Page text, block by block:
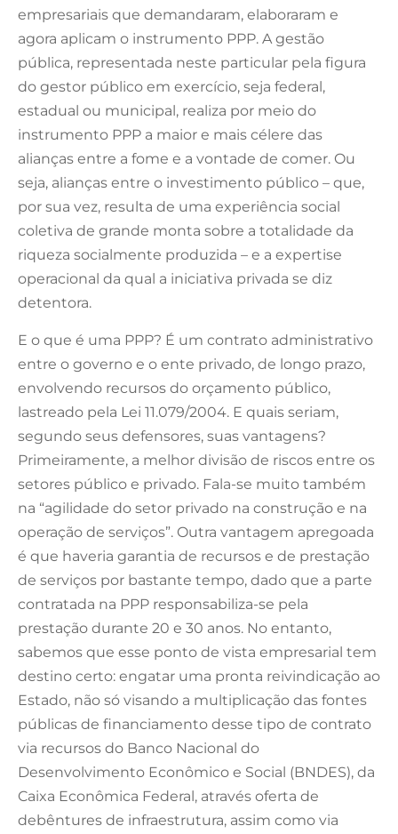
empresariais que demandaram, elaboraram e
agora aplicam o instrumento PPP. A gestão
pública, representada neste particular pela figura
do gestor público em exercício, seja federal,
estadual ou municipal, realiza por meio do
instrumento PPP a maior e mais célere das
alianças entre a fome e a vontade de comer. Ou
seja, alianças entre o investimento público – que,
por sua vez, resulta de uma experiência social
coletiva de grande monta sobre a totalidade da
riqueza socialmente produzida – e a expertise
operacional da qual a iniciativa privada se diz
detentora.
E o que é uma PPP? É um contrato administrativo
entre o governo e o ente privado, de longo prazo,
envolvendo recursos do orçamento público,
lastreado pela Lei 11.079/2004. E quais seriam,
segundo seus defensores, suas vantagens?
Primeiramente, a melhor divisão de riscos entre os
setores público e privado. Fala-se muito também
na “agilidade do setor privado na construção e na
operação de serviços”. Outra vantagem apregoada
é que haveria garantia de recursos e de prestação
de serviços por bastante tempo, dado que a parte
contratada na PPP responsabiliza-se pela
prestação durante 20 e 30 anos. No entanto,
sabemos que esse ponto de vista empresarial tem
destino certo: engatar uma pronta reivindicação ao
Estado, não só visando a multiplicação das fontes
públicas de financiamento desse tipo de contrato
via recursos do Banco Nacional do
Desenvolvimento Econômico e Social (BNDES), da
Caixa Econômica Federal, através oferta de
debêntures de infraestrutura, assim como via